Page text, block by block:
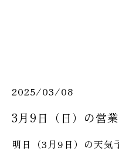
2025/03/08
3月9日（日）の営
明日（3月9日）の天気